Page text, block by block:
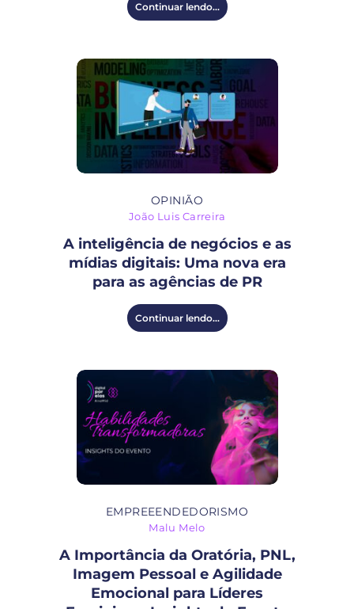
Continuar lendo...
OPINIÃO
João Luis Carreira
A inteligência de negócios e as
mídias digitais: Uma nova era
para as agências de PR
Continuar lendo...
EMPREEENDEDORISMO
Malu Melo
A Importância da Oratória, PNL,
Imagem Pessoal e Agilidade
Emocional para Líderes